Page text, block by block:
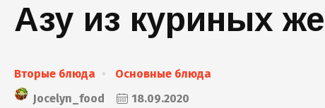
Азу из куриных
Вторые блюда
Основные блюда
Jocelyn_food
18.09.2020